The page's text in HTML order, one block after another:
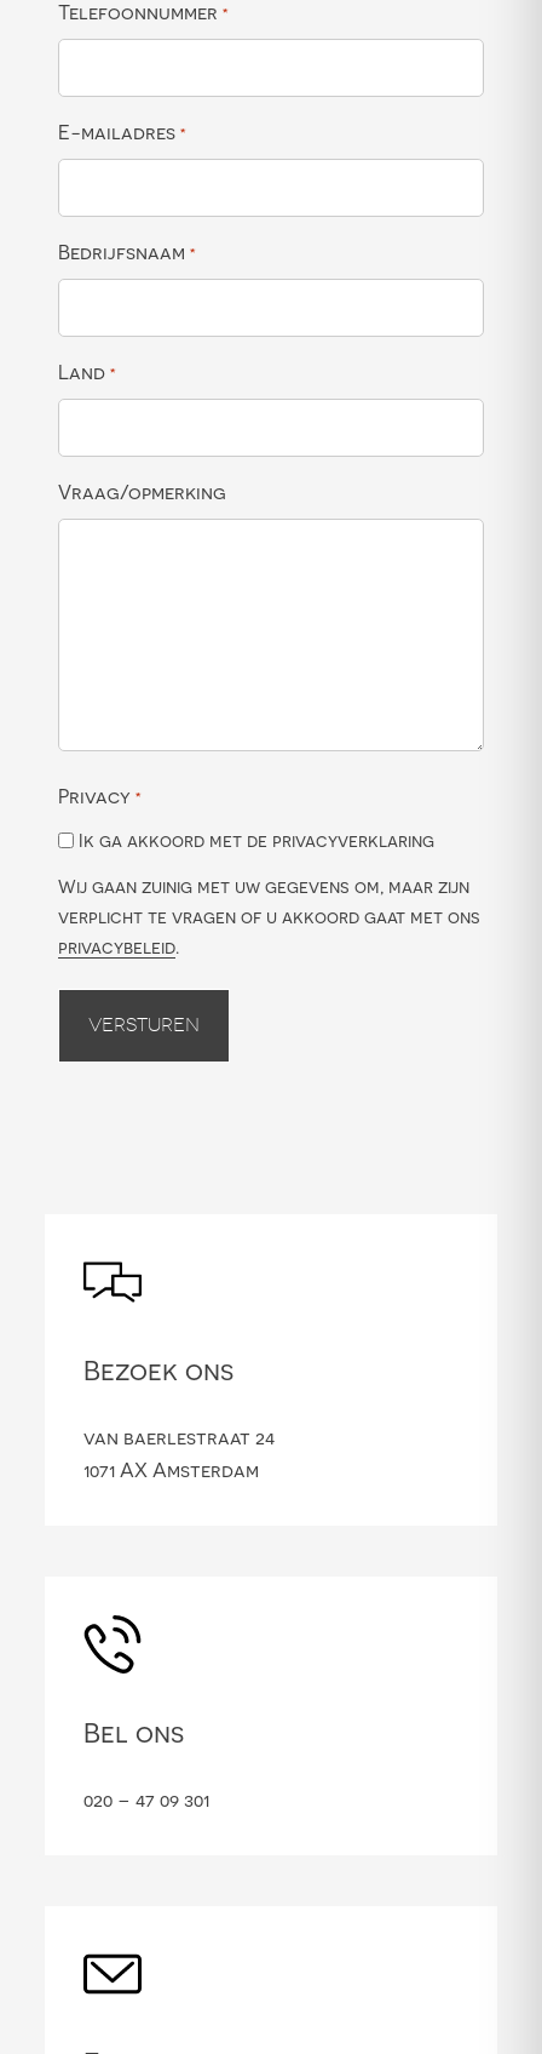
Telefoonnummer *
E-mailadres *
Bedrijfsnaam *
Land *
Vraag/opmerking
Privacy *
Ik ga akkoord met de privacyverklaring
Wij gaan zuinig met uw gegevens om, maar zijn
verplicht te vragen of u akkoord gaat met ons
privacybeleid.
Versturen
Bezoek ons
van baerlestraat 24
1071 AX Amsterdam
Bel ons
020 – 47 09 301